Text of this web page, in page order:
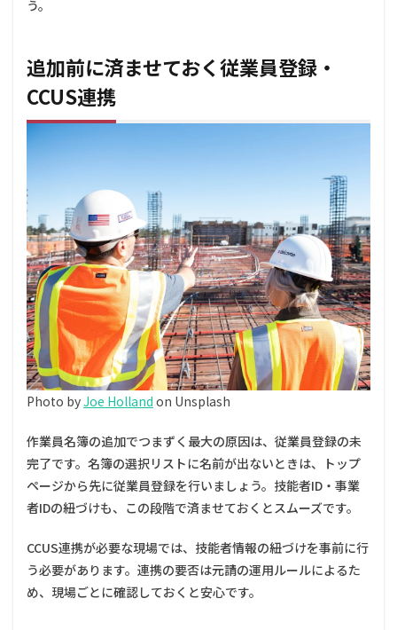
員名
簿に
必ず
設定
が必
す
か？
5.4
追加
した
作業
員は
元請
にど
う届
きま
す
か？
5.5
CCUS
携さ
せて
する
必要
はあ
りま
す
う。
追加前に済ませておく従業員登録・
CCUS連携
Photo byJoe Holland on Unsplash
作業員名簿の追加でつまずく最大の原因は、従業員登録の未
完了です。名簿の選択リストに名前が出ないときは、トップ
ページから先に従業員登録を行いましょう。技能者ID・事業
者IDの紐づけも、この段階で済ませておくとスムーズです。
CCUS連携が必要な現場では、技能者情報の紐づけを事前に行
う必要があります。連携の要否は元請の運用ルールによるた
め、現場ごとに確認しておくと安心です。